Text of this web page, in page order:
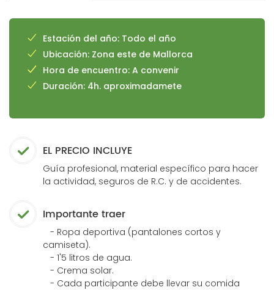
Estación del año: Todo el año
Ubicación: Zona este de Mallorca
Hora de encuentro: A convenir
Duración: 4h. aproximadamete
EL PRECIO INCLUYE
Guía profesional, material específico para hacer
la actividad, seguros de R.C. y de accidentes.
Importante traer
- Ropa deportiva (pantalones cortos y
camiseta).
- 1'5 litros de agua.
- Crema solar.
- Cada participante debe llevar su comida